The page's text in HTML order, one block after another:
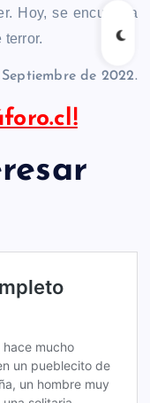
Hoy, se encuentra
terror.
de 2022.